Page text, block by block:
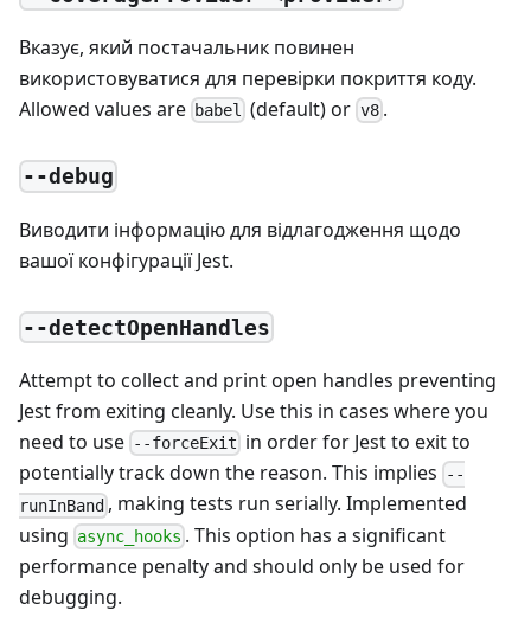
Вказує, який постачальник повинен
використовуватися для перевірки покриття коду.
Allowed values are babel (default) or v8.
--debug
Виводити інформацію для відлагодження щодо
вашої конфігурації Jest.
--detectOpenHandles
Attempt to collect and print open handles preventing
Jest from exiting cleanly. Use this in cases where you
need to use --forceExit in order for Jest to exit to
potentially track down the reason. This implies
--
runInBand , making tests run serially. Implemented
using async_hooks . This option has a significant
performance penalty and should only be used for
debugging.